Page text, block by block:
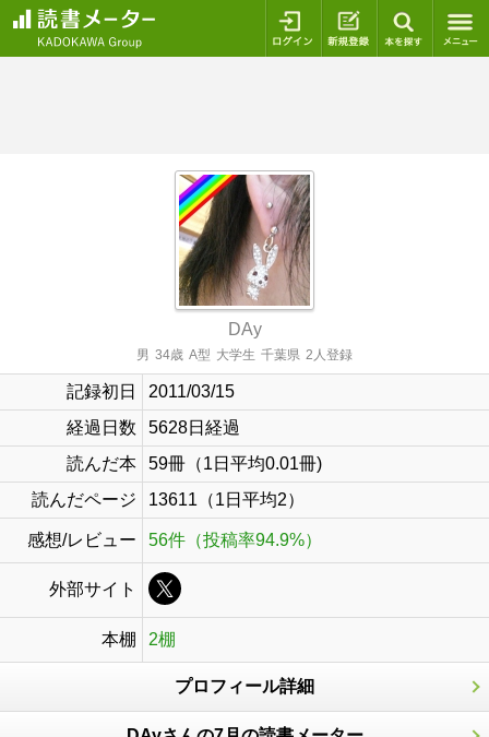
ログイン 新規登録
DAy
男 34歳 A型 大学生 千葉県 2人登録
記録初日
2011/03/15
経過日数
5628日経過
読んだ本
59冊（1日平均0.01冊)
読んだページ
13611（1日平均2）
感想/レビュー 56件（投稿率94.9%）
外部サイト
本棚 2棚
プロフィール詳細